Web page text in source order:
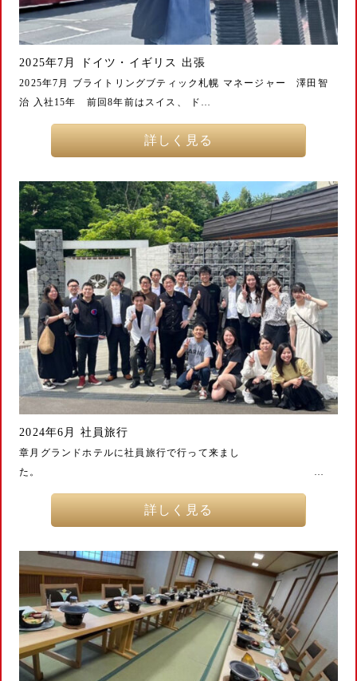
2025年7月 ドイツ・イギリス 出張
2025年7月 ブライトリングブティック札幌 マネージャー 澤田智
治 入社15年 前回8年前はスイス、 ド…
詳しく見る
2024年6月 社員旅行
章月グランドホテルに社員旅行で行って来まし
た。 …
詳しく見る